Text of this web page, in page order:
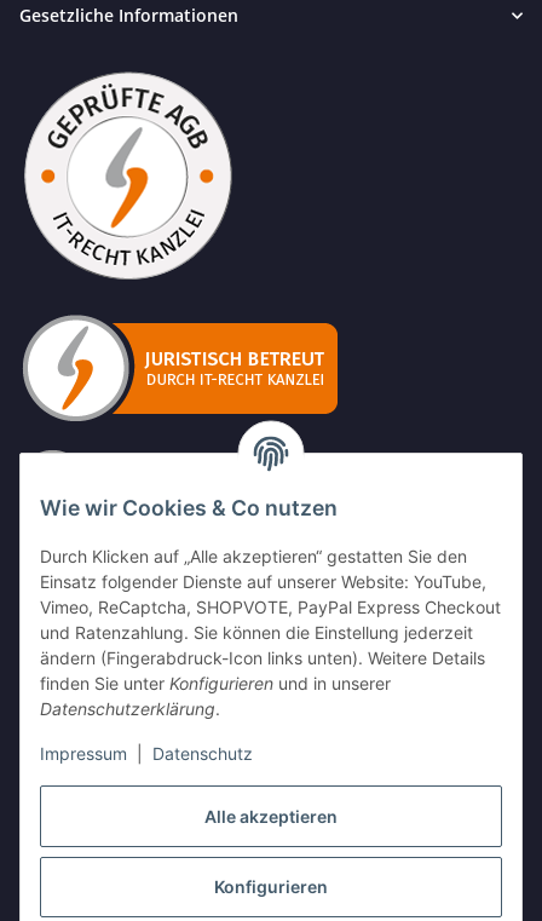
Alle akzeptieren
Konfigurieren
Wie wir Cookies & Co nutzen
Durch Klicken auf „Alle akzeptieren“ gestatten Sie den
Einsatz folgender Dienste auf unserer Website: YouTube,
Vimeo, ReCaptcha, SHOPVOTE, PayPal Express Checkout
und Ratenzahlung. Sie können die Einstellung jederzeit
ändern (Fingerabdruck-Icon links unten). Weitere Details
finden Sie unter Konfigurieren und in unserer
Datenschutzerklärung.
Impressum Datenschutz
Gesetzliche Informationen
* Alle Preise inkl. gesetzlicher USt., zzgl.Versand